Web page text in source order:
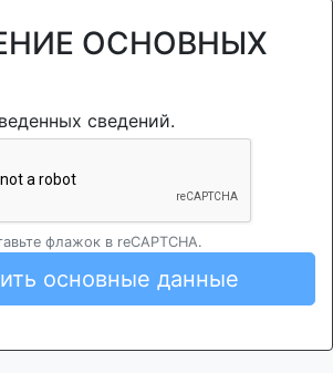
ОСНОВНЫХ
сведений.
флажок в reCAPTCHA.
основные данные